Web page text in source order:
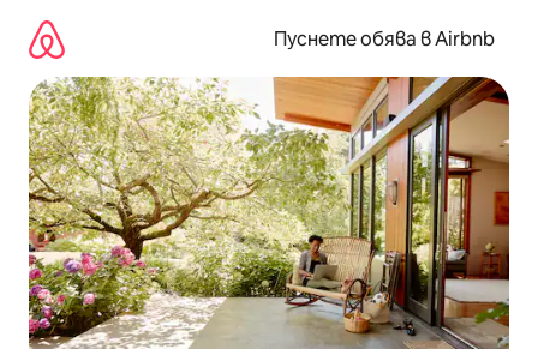
съдържанието
Пуснете обява в Airbnb